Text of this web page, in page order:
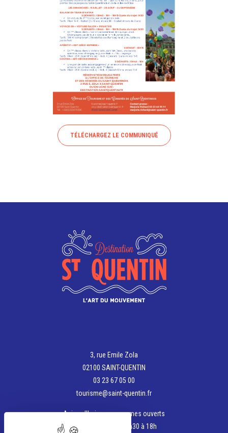
TÉLÉCHARGEZ LE COMMUNIQUÉ
3, rue Emile Zola
02100 SAINT-QUENTIN
03 23 67 05 00
tourisme@saint-quentin.fr
Aujourd'hui, nous sommes ouverts
de 9h à 12h et de 13h30 à 18h